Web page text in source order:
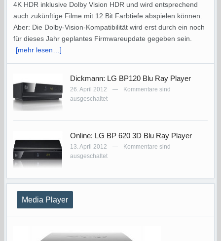
4K HDR inklusive Dolby Vision HDR und wird entsprechend
auch zukünftige Filme mit 12 Bit Farbtiefe abspielen können.
Aber: Die Dolby-Vision-Kompatibilität wird erst durch ein noch
für dieses Jahr geplantes Firmwareupdate gegeben sein.
[mehr lesen…]
Dickmann: LG BP120 Blu Ray Player
26. April 2012 —
Kommentare sind
ausgeschaltet
Online: LG BP 620 3D Blu Ray Player
13. April 2012 —
Kommentare sind
ausgeschaltet
Media Player